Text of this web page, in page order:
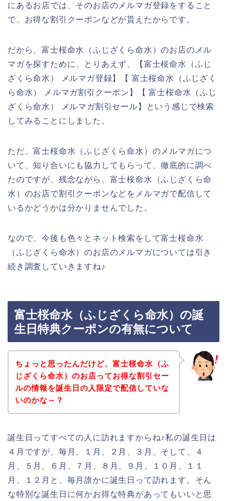
にあるお店では、そのお店のメルマガ登録をすること
で、お得な割引クーポンなどが貰えたからです。
だから、富士桜命水（ふじざくら命水）のお店のメル
マガを探すために、とりあえず、【富士桜命水（ふじ
ざくら命水） メルマガ登録】【 富士桜命水（ふじざく
ら命水） メルマガ割引クーポン】【 富士桜命水（ふじ
ざくら命水） メルマガ割引セール】という感じで検索
してみることにしました。
ただ、富士桜命水（ふじざくら命水）のメルマガにつ
いて、知り合いにも協力してもらって、徹底的に調べ
たのですが、残念ながら、富士桜命水（ふじざくら命
水）のお店で割引クーポンなどをメルマガで配信して
いるかどうかは分かりませんでした。
なので、今後も色々とネット検索をして富士桜命水
（ふじざくら命水）のお店のメルマガについては引き
続き調査していきますね♪
富士桜命水（ふじざくら命水）の誕
生日特典クーポンの有無について
ちょっと思ったんだけど、富士桜命水（ふ
じざくら命水）のお店ってお得な割引セー
ルの情報を誕生日の人限定で配信していな
いのかな～？
誕生日ってすべての人に訪れますからね♪私の誕生日は
４月ですが、毎月、１月、２月、３月、そして、４
月、５月、６月、７月、８月、９月、１０月、１１
月、１２月と、毎月誰かに誕生日って訪れます。そん
な特別な誕生日に何かお得な特典があってもいいと思